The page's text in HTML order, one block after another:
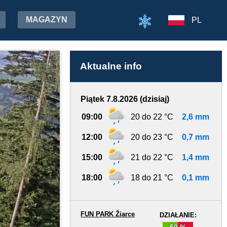
MAGAZYN PL
Aktualne info
Piątek 7.8.2026 (dzisiaj)
09:00 20 do 22 °C 2,6 mm
12:00 20 do 23 °C 0,7 mm
15:00 21 do 22 °C 1,4 mm
18:00 18 do 21 °C 0,1 mm
DZIAŁANIE:
FUN PARK Žiarce